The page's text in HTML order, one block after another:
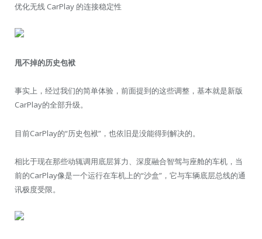
优化无线 CarPlay 的连接稳定性
甩不掉的历史包袱
事实上，经过我们的简单体验，前面提到的这些调整，基本就是新版
CarPlay的全部升级。
目前CarPlay的“历史包袱”，也依旧是没能得到解决的。
相比于现在那些动辄调用底层算力、深度融合智驾与座舱的车机，当
前的CarPlay像是一个运行在车机上的“沙盒”，它与车辆底层总线的通
讯极度受限。